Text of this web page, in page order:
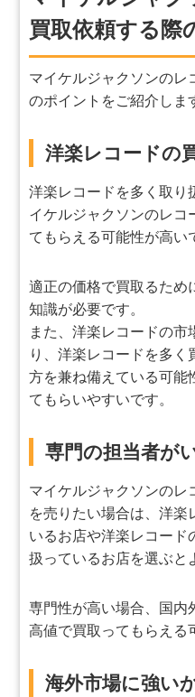
買取依頼する際
マイケルジャクソンのレ
のポイントをご紹介しま
洋楽レコードの
洋楽レコードを多く取り
イケルジャクソンのレコ
てもらえる可能性が高い
適正の価格で買取るため
知識が必要です。
また、洋楽レコードの市
り、洋楽レコードを多く
方を兼ね備えている可能
てもらいやすいです。
専門の担当者が
マイケルジャクソンのレ
を売りたい場合は、洋楽
いるお店や洋楽レコード
扱っているお店を選ぶと
専門性が高い場合、国内
高値で買取ってもらえる
海外市場に強い